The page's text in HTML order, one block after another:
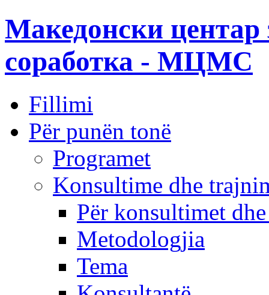
Македонски центар
соработка - МЦМС
Fillimi
Për punën tonë
Programet
Konsultime dhe
Për konsultimet
Metodologjia
Tema